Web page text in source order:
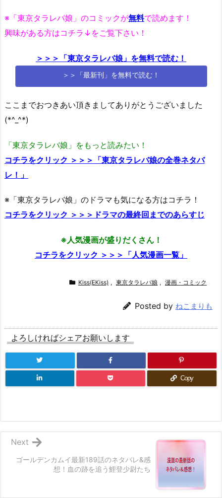
※「東京タラレバ娘」のコミックが無料で読めます！
興味がある方はコチラ↓をご覧下さい！
＞＞＞「東京タラレバ娘」を無料で読む！
＞＞「最新刊」を無料で読む！
ここまでおつきあい頂きましてありがとうございました
(*^_^*)
「東京タラレバ娘」をもっと読みたい！
コチラをクリック ＞＞＞「東京タラレバ娘の全巻ネタバ
レ！」
※「東京タラレバ娘」のドラマも気になる方はコチラ！
コチラをクリック ＞＞＞ドラマの最終回までのあらすじ
※人気漫画が盛りだくさん！
コチラをクリック ＞＞＞「人気漫画一覧」
Kiss(EKiss) , 東京タラレバ娘 , 漫画・コミック
Posted by ねこまりも
よろしければシェアお願いします
Copy
ゴールデンカムイ最新189話のネタバレ&感
想！血の跡を追う鯉登少尉たち
Next